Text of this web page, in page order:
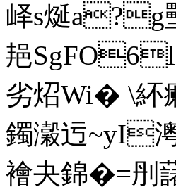
峄s烻a?g
邫
劣炤Wi� \紑
鐲瀔迃~yI
襘夬錦�=刐